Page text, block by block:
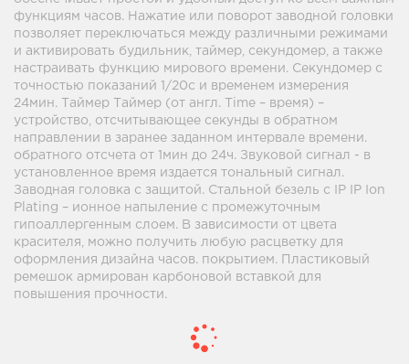
функциям часов. Нажатие или поворот заводной головки
позволяет переключаться между различными режимами
и активировать будильник, таймер, секундомер, а также
настраивать функцию мирового времени. Секундомер с
точностью показаний 1/20с и временем измерения
24мин. Таймер Таймер (от англ. Time – время) –
устройство, отсчитывающее секунды в обратном
направлении в заранее заданном интервале времени.
обратного отсчета от 1мин до 24ч. Звуковой сигнал - в
установленное время издается тональный сигнал.
Заводная головка с защитой. Стальной безель с IP IP Ion
Plating – ионное напыление с промежуточным
гипоаллергенным слоем. В зависимости от цвета
красителя, можно получить любую расцветку для
оформления дизайна часов. покрытием. Пластиковый
ремешок армирован карбоновой вставкой для
повышения прочности.